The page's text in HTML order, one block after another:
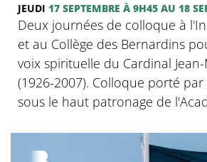
JEUDI 17 SEPTEMBRE À 9H45 AU 18
Deux journées de colloque à
et au Collège des Bernardins
voix spirituelle du Cardinal
(1926-2007). Colloque porté
sous le haut patronage de